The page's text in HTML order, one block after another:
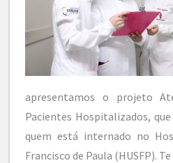
apresentamos o projeto
Pacientes Hospitalizados,
quem está internado no
Francisco de Paula (HUSFP).